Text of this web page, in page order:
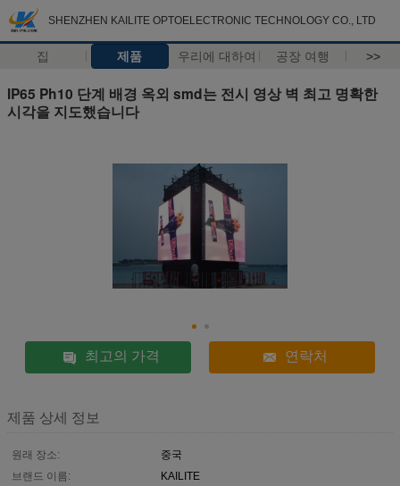
SHENZHEN KAILITE OPTOELECTRONIC TECHNOLOGY CO., LTD
집 제품 우리에 대하여 공장 여행 >>
IP65 Ph10 단계 배경 옥외 smd는 전시 영상 벽 최고 명확한
시각을 지도했습니다
최고의 가격 연락처
제품 상세 정보
원래 장소:
중국
브랜드 이름:
KAILITE